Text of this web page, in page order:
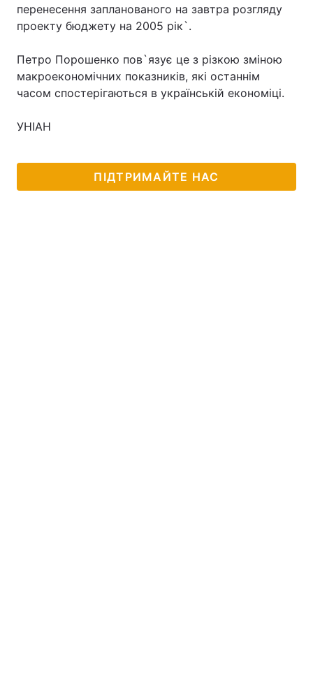
Головна Війна
Наука
перенесення запланованого на завтра розгляду
проекту бюджету на 2005 рік`.
Петро Порошенко пов`язує це з різкою зміною
макроекономічних показників, які останнім
часом спостерігаються в українській економіці.
УНІАН
ПІДТРИМАЙТЕ НАС